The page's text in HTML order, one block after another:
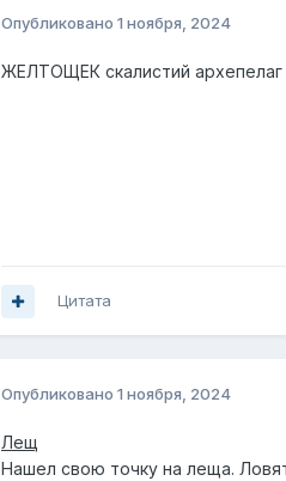
Опубликовано 1 ноября, 2024
ЖЕЛТОЩЕК скалистий архепелаг
Цитата
Опубликовано 1 ноября, 2024
Лещ
Нашел свою точку на леща.